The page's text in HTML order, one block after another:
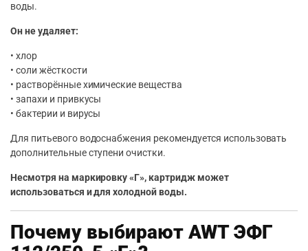
воды.
Он не удаляет:
• хлор
• соли жёсткости
• растворённые химические вещества
• запахи и привкусы
• бактерии и вирусы
Для питьевого водоснабжения рекомендуется использовать
дополнительные ступени очистки.
Несмотря на маркировку «Г», картридж может
использоваться и для холодной воды.
Почему выбирают AWT ЭФГ